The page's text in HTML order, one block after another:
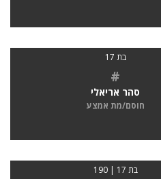
בת 17
#
סהר אריאלי
חוסם/מת אמצע
בת 17 | 190